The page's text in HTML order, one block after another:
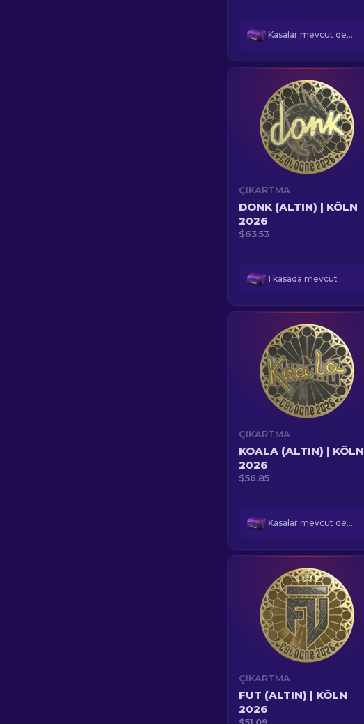
Kasalar mevcut değil
ÇIKARTMA
DONK (ALTIN) | KÖLN
2026
$63.53
1 kasada mevcut
ÇIKARTMA
KOALA (ALTIN) | KÖLN
2026
$56.85
Kasalar mevcut değil
ÇIKARTMA
FUT (ALTIN) | KÖLN
2026